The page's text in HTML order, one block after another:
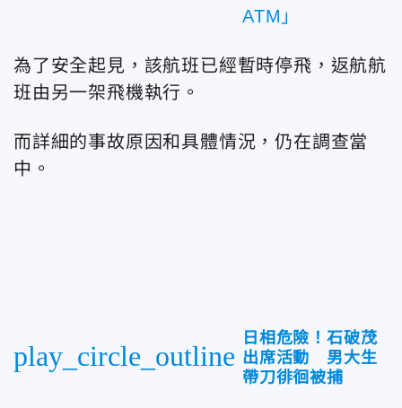
ATM」
為了安全起見，該航班已經暫時停飛，返航航
班由另一架飛機執行。
而詳細的事故原因和具體情況，仍在調查當
中。
play_circle_outline
日相危險！石破茂
出席活動 男大生
帶刀徘徊被捕